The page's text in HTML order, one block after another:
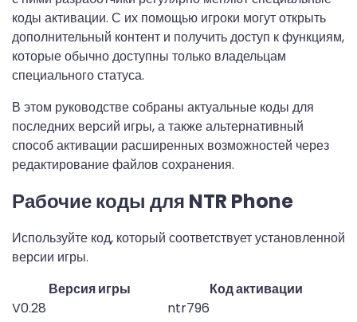
коды активации. С их помощью игроки могут открыть
дополнительный контент и получить доступ к функциям,
которые обычно доступны только владельцам
специального статуса.
В этом руководстве собраны актуальные коды для
последних версий игры, а также альтернативный
способ активации расширенных возможностей через
редактирование файлов сохранения.
Рабочие коды для NTR Phone
Используйте код, который соответствует установленной
версии игры.
Версия игры
Код активации
V0.28
ntr796